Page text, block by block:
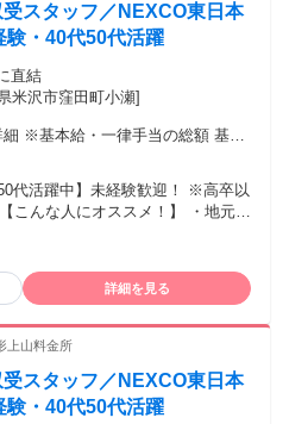
ンによる インセンティブの支給
あります。 会社の業績が
は別に、 決算賞与がでるのもう
スタッフ／NEXCO東日本
験・40代50代活躍
直結
米沢市窪田町小瀬]
※基本給・一律手当の総額 基本
勤・家族手当金額：なし 全員に
金額：あり 1ヶ月あたり2万4400
7000円／ 子1人につき
6年度実績）
代活躍中】未経験歓迎！ ※高卒以
方 ・夜勤や交代勤務に慣れてい
働きたい方 ・人と話すのが好き
る方 ・「最後の転職にしたい」
50代を中心に活躍中！ 飲食・製
なく働きたい」など、 転職理由
ートの方がほとんどなのでご安
詳細を見る
上山料金所
スタッフ／NEXCO東日本
験・40代50代活躍